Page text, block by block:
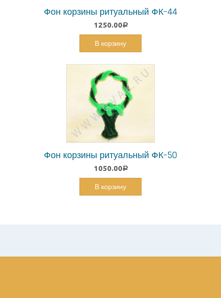
Фон корзины ритуальный ФК-44
1250.00Р
В корзину
Фон корзины ритуальный ФК-50
1050.00Р
В корзину